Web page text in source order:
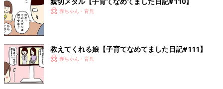
赤ちゃん・育児
教えてくれる娘【子育てなめてました日記#111】
赤ちゃん・育児